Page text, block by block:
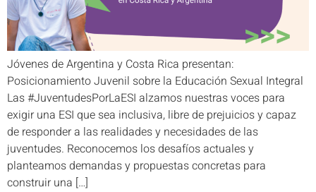
Jóvenes de Argentina y Costa Rica presentan:
Posicionamiento Juvenil sobre la Educación Sexual Integral
Las #JuventudesPorLaESI alzamos nuestras voces para
exigir una ESI que sea inclusiva, libre de prejuicios y capaz
de responder a las realidades y necesidades de las
juventudes. Reconocemos los desafíos actuales y
planteamos demandas y propuestas concretas para
construir una […]